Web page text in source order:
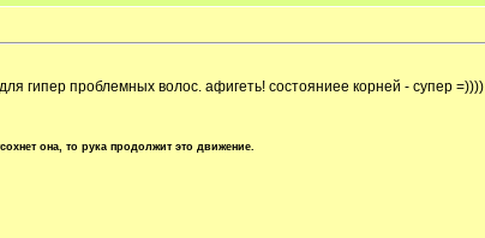
гипер проблемных волос. афигеть! состояниее корней - супер =))))
она, то рука продолжит это движение.